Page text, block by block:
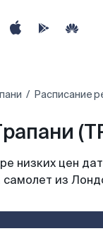
Расписание
низких цен
самолет из